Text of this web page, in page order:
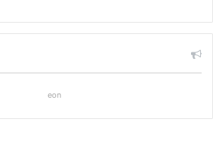
eon